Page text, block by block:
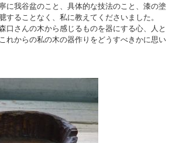
に我谷盆のこと、具体的な技法のこと、漆の塗
することなく、私に教えてくださいました。
口さんの木から感じるものを器にする心、人と
れからの私の木の器作りをどうすべきかに思い